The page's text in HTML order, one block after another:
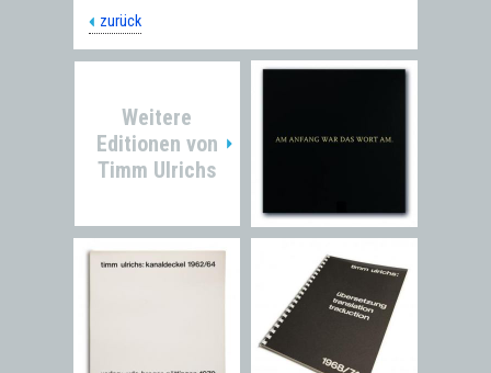
zurück
Weitere
Editionen von
Timm Ulrichs